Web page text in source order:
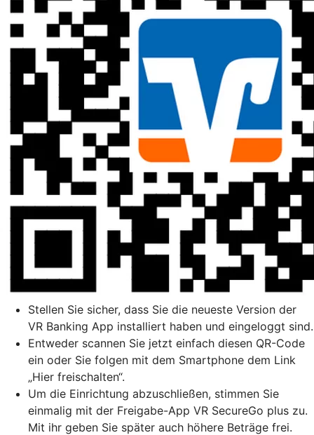
Stellen Sie sicher, dass Sie die neueste Version der
VR Banking App installiert haben und eingeloggt sind.
Entweder scannen Sie jetzt einfach diesen QR-Code
ein oder Sie folgen mit dem Smartphone dem Link
„Hier freischalten“.
Um die Einrichtung abzuschließen, stimmen Sie
einmalig mit der Freigabe-App VR SecureGo plus zu.
Mit ihr geben Sie später auch höhere Beträge frei.